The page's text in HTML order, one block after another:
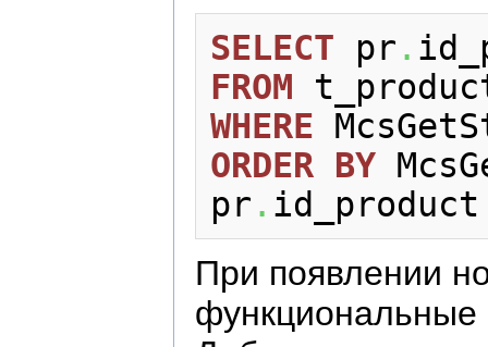
SELECT pr .
FROM
WHERE
ORDER BY
pr . id_product
При появлении
функциональные